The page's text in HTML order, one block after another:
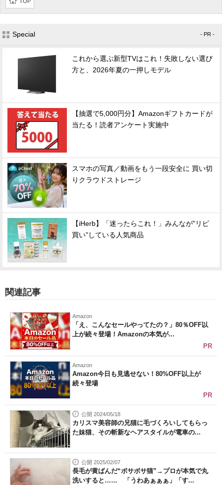
Special - PR -
これから選ぶ新型TVはこれ！失敗しない選び
方と、2026年夏の一押しモデル
【抽選で5,000円分】Amazonギフトカードが
当たる！読者アンケート実施中
スマホの写真／動画をもう一段安全に 買い切
りクラウドストレージ
【iHerb】「迷ったらこれ！」みんなが"リピ
買い"している人気商品
関連記事
Amazon
「え、こんなセールやってたの？」80％OFF以
上が続々登場！Amazonの本気が...
PR
Amazon
Amazon今日も見逃せない！80%OFF以上が
続々登場
PR
公開 2024/05/18
カリスマ美容師の兄猫に毛づくろいしてもらっ
た妹猫、その斬新なヘアスタイルが電車の...
公開 2025/02/07
長毛が黄ばんだ“ボサボサ猫”→プロが本気で丸
洗いすると…… 「うわあぁぁぁ」「す...